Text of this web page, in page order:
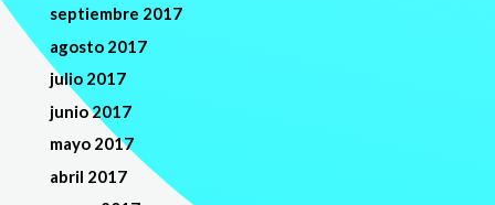
septiembre 2017
agosto 2017
julio 2017
junio 2017
mayo 2017
abril 2017